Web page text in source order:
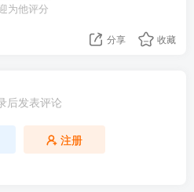
为他评分
分享 收藏
后发表评论
注册